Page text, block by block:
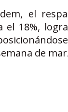
el
el 18%,
de